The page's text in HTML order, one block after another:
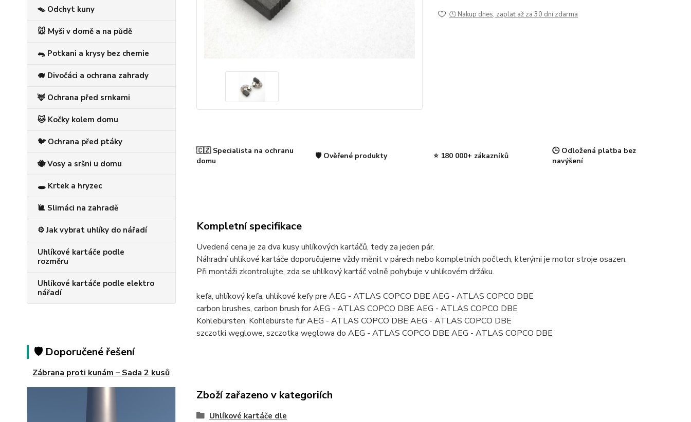
🪤 Odchyt kuny
🐭 Myši v domě a na půdě
🐀 Potkani a krysy bez chemie
🐗 Divočáci a ochrana zahrady
🦌 Ochrana před srnkami
🐱 Kočky kolem domu
🐦 Ochrana před ptáky
🐝 Vosy a sršni u domu
🕳️ Krtek a hryzec
🐌 Slimáci na zahradě
⚙️ Jak vybrat uhlíky do nářadí
Uhlíkové kartáče podle
rozměru
Uhlíkové kartáče podle elektro
nářadí
🛡️ Doporučené řešení
Zábrana proti kunám – Sada 2 kusů
🕒 Nakup dnes, zaplať až za 30 dní zdarma
🇨🇿 Specialista na ochranu
domu
🛡️ Ověřené produkty ⭐ 180 000+ zákazníků
🕒 Odložená platba bez
navýšení
Kompletní specifikace
Uvedená cena je za dva kusy uhlíkových kartáčů, tedy za jeden pár.
Náhradní uhlíkové kartáče doporučujeme vždy měnit v párech nebo kompletních počtech, kterými je motor stroje osazen.
Při montáži zkontrolujte, zda se uhlíkový kartáč volně pohybuje v uhlíkovém držáku.
kefa, uhlíkový kefa, uhlíkové kefy pre AEG - ATLAS COPCO DBE AEG - ATLAS COPCO DBE
carbon brushes, carbon brush for AEG - ATLAS COPCO DBE AEG - ATLAS COPCO DBE
Kohlebürsten, Kohlebürste für AEG - ATLAS COPCO DBE AEG - ATLAS COPCO DBE
szczotki węglowe, szczotka węglowa do AEG - ATLAS COPCO DBE AEG - ATLAS COPCO DBE
Zboží zařazeno v kategoriích
Uhlíkové kartáče dle